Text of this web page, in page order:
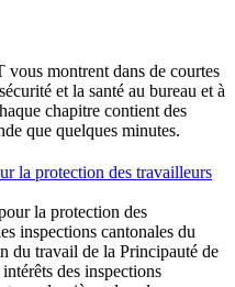
montrent dans de courtes
et la santé au bureau et à
chapitre contient des
que quelques minutes.
la protection des travailleurs
la protection des
inspections cantonales du
du travail de la Principauté de
des inspections